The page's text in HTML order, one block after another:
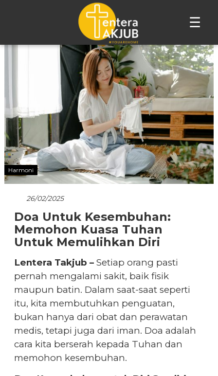
☰
Lompat
Harmoni
26/02/2025
Doa Untuk Kesembuhan:
Memohon Kuasa Tuhan
Untuk Memulihkan Diri
Lentera Takjub –Setiap orang pasti
pernah mengalami sakit, baik fisik
maupun batin. Dalam saat-saat seperti
itu, kita membutuhkan penguatan,
bukan hanya dari obat dan perawatan
medis, tetapi juga dari iman. Doa adalah
cara kita berserah kepada Tuhan dan
memohon kesembuhan.